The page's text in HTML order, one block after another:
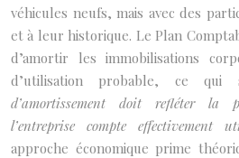
véhicules neufs, mais avec des
et à leur historique. Le Plan
d’amortir les immobilisations
d’utilisation probable, ce qui
d’amortissement doit refléter la
l’entreprise compte effectivement
approche économique prime